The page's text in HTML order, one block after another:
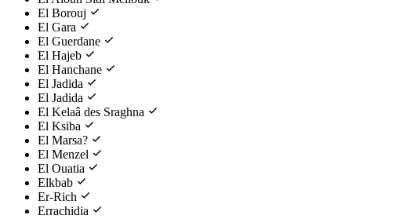
El Borouj
El Gara
El Guerdane
El Hajeb
El Hanchane
El Jadida
El Jadida
El Kelaâ des Sraghna
El Ksiba
El Marsa?
El Menzel
El Ouatia
Elkbab
Er-Rich
Errachidia